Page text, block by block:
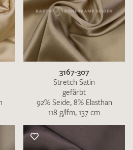
3167-307
Stretch Satin
gefärbt
92% Seide, 8% Elasthan
118 g/lfm, 137 cm